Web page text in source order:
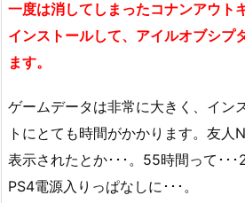
一度は消してしまったコナンアウト
インストールして、アイルオブシプ
ます。
ゲームデータは非常に大きく、イン
トにとても時間がかかります。友人
表示されたとか･･･。55時間って･･
PS4電源入りっぱなしに･･･。